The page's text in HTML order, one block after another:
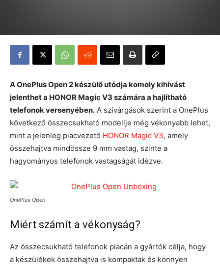
A OnePlus Open 2 készülő utódja komoly kihívást
jelenthet a HONOR Magic V3 számára a hajlítható
telefonok versenyében. A szivárgások szerint a OnePlus
következő összecsukható modellje még vékonyabb lehet,
mint a jelenleg piacvezető HONOR Magic V3, amely
összehajtva mindössze 9 mm vastag, szinte a
hagyományos telefonok vastagságát idézve.
OnePlus Open
Miért számít a vékonyság?
Az összecsukható telefonok piacán a gyártók célja, hogy
a készülékek összehajtva is kompaktak és könnyen